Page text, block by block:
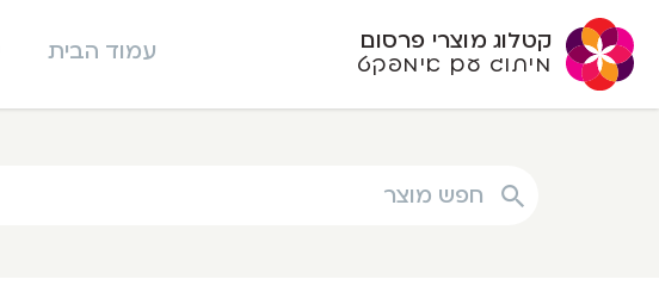
קטלוג מוצרי פרסום
מיתוג עם אימפקט עמוד הבית
חפש מוצר